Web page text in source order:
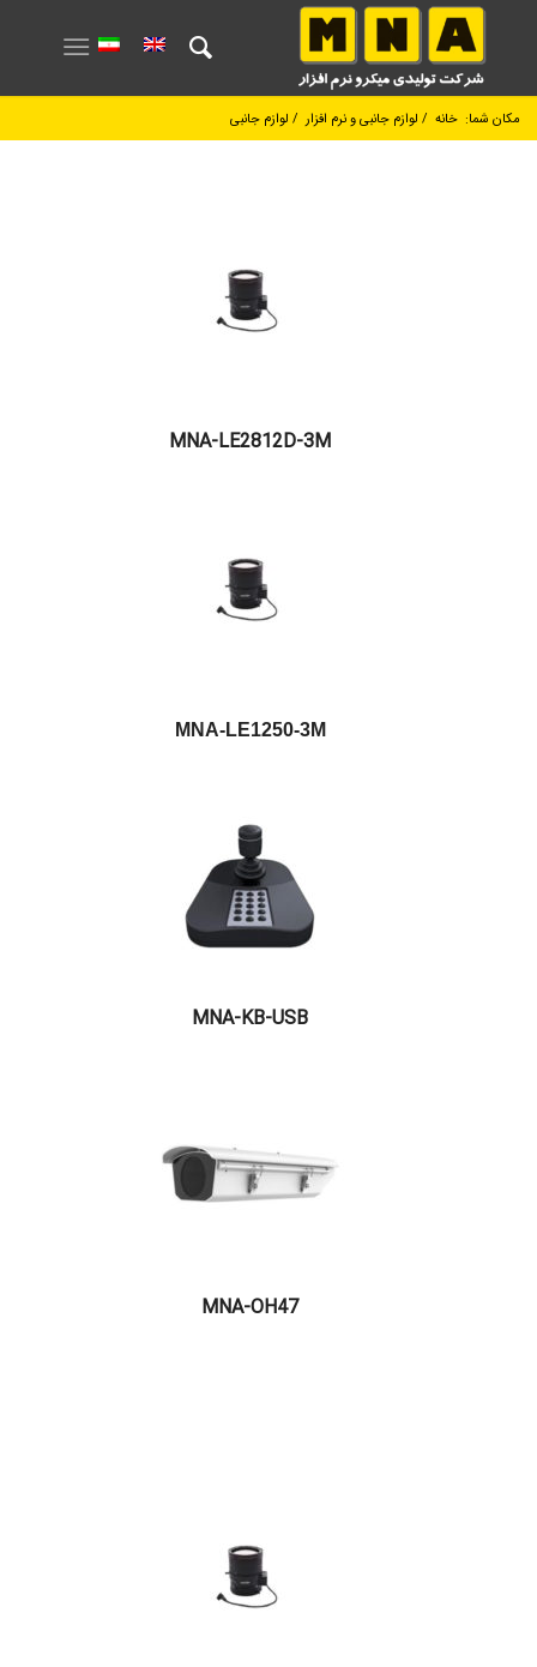
مکان شما: خانه / لوازم جانبی و نرم افزار / لوازم جانبی
MNA-LE2812D-3M
MNA-LE1250-3M
MNA-KB-USB
MNA-OH47